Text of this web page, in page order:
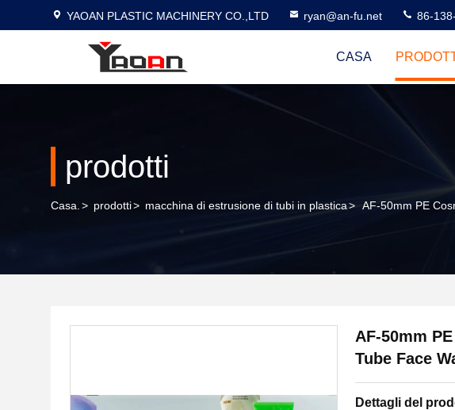
YAOAN PLASTIC MACHINERY CO.,LTD ryan@an-fu.net 86-
CASA
prodotti
Casa. > prodotti> macchina di estrusione di tubi in plastica> AF-50mm PE
AF-50mm
Tube Face
Dettagli del